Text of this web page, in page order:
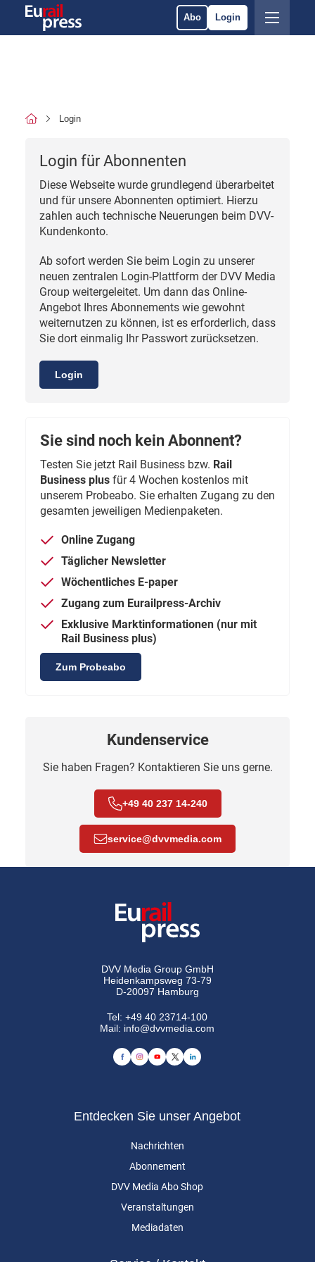
Abo Login
Login
Login für Abonnenten
Diese Webseite wurde grundlegend überarbeitet
und für unsere Abonnenten optimiert. Hierzu
zahlen auch technische Neuerungen beim DVV-
Kundenkonto.
Ab sofort werden Sie beim Login zu unserer
neuen zentralen Login-Plattform der DVV Media
Group weitergeleitet. Um dann das Online-
Angebot Ihres Abonnements wie gewohnt
weiternutzen zu können, ist es erforderlich, dass
Sie dort einmalig Ihr Passwort zurücksetzen.
Login
Sie sind noch kein Abonnent?
Testen Sie jetzt Rail Business bzw. Rail
Business plus für 4 Wochen kostenlos mit
unserem Probeabo. Sie erhalten Zugang zu den
gesamten jeweiligen Medienpaketen.
Online Zugang
Täglicher Newsletter
Wöchentliches E-paper
Zugang zum Eurailpress-Archiv
Exklusive Marktinformationen (nur mit
Rail Business plus)
Zum Probeabo
Kundenservice
Sie haben Fragen? Kontaktieren Sie uns gerne.
+49 40 237 14-240
service@dvvmedia.com
DVV Media Group GmbH
Heidenkampsweg 73-79
D-20097 Hamburg
Tel:+49 40 23714-100
Mail: info@dvvmedia.com
Entdecken Sie unser Angebot
Nachrichten
Abonnement
DVV Media Abo Shop
Veranstaltungen
Mediadaten